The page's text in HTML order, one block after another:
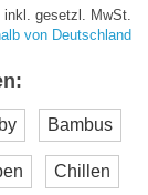
gesetzl. MwSt.
von Deutschland
Bambus
Chillen